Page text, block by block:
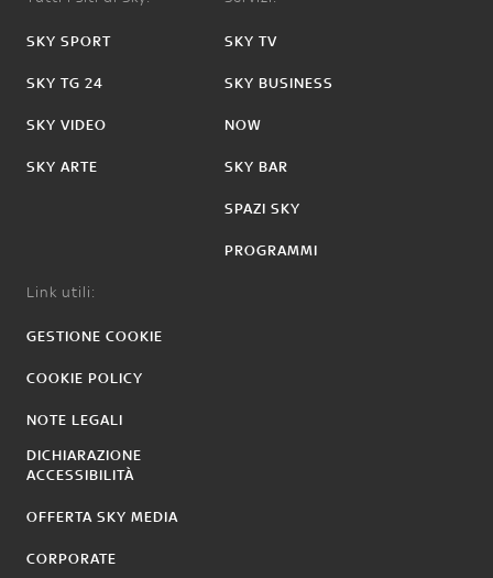
SKY SPORT
SKY TG 24
SKY VIDEO
SKY ARTE
SKY TV
SKY BUSINESS
NOW
SKY BAR
SPAZI SKY
PROGRAMMI
Link utili:
GESTIONE COOKIE
COOKIE POLICY
NOTE LEGALI
DICHIARAZIONE
ACCESSIBILITÀ
OFFERTA SKY MEDIA
CORPORATE